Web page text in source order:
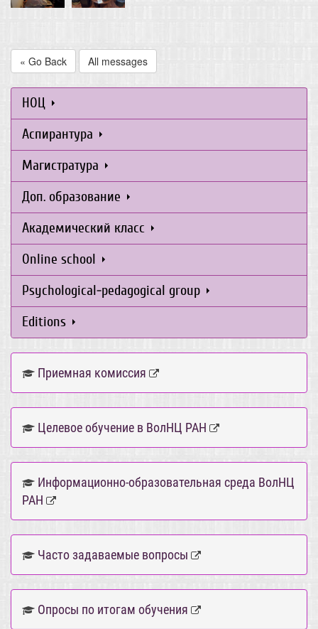
« Go Back All messages
НОЦ
Аспирантура
Магистратура
Доп. образование
Академический класс
Online school
Psychological-pedagogical group
Editions
Приемная комиссия
Целевое обучение в ВолНЦ РАН
Информационно-образовательная среда ВолНЦ
РАН
Часто задаваемые вопросы
Опросы по итогам обучения